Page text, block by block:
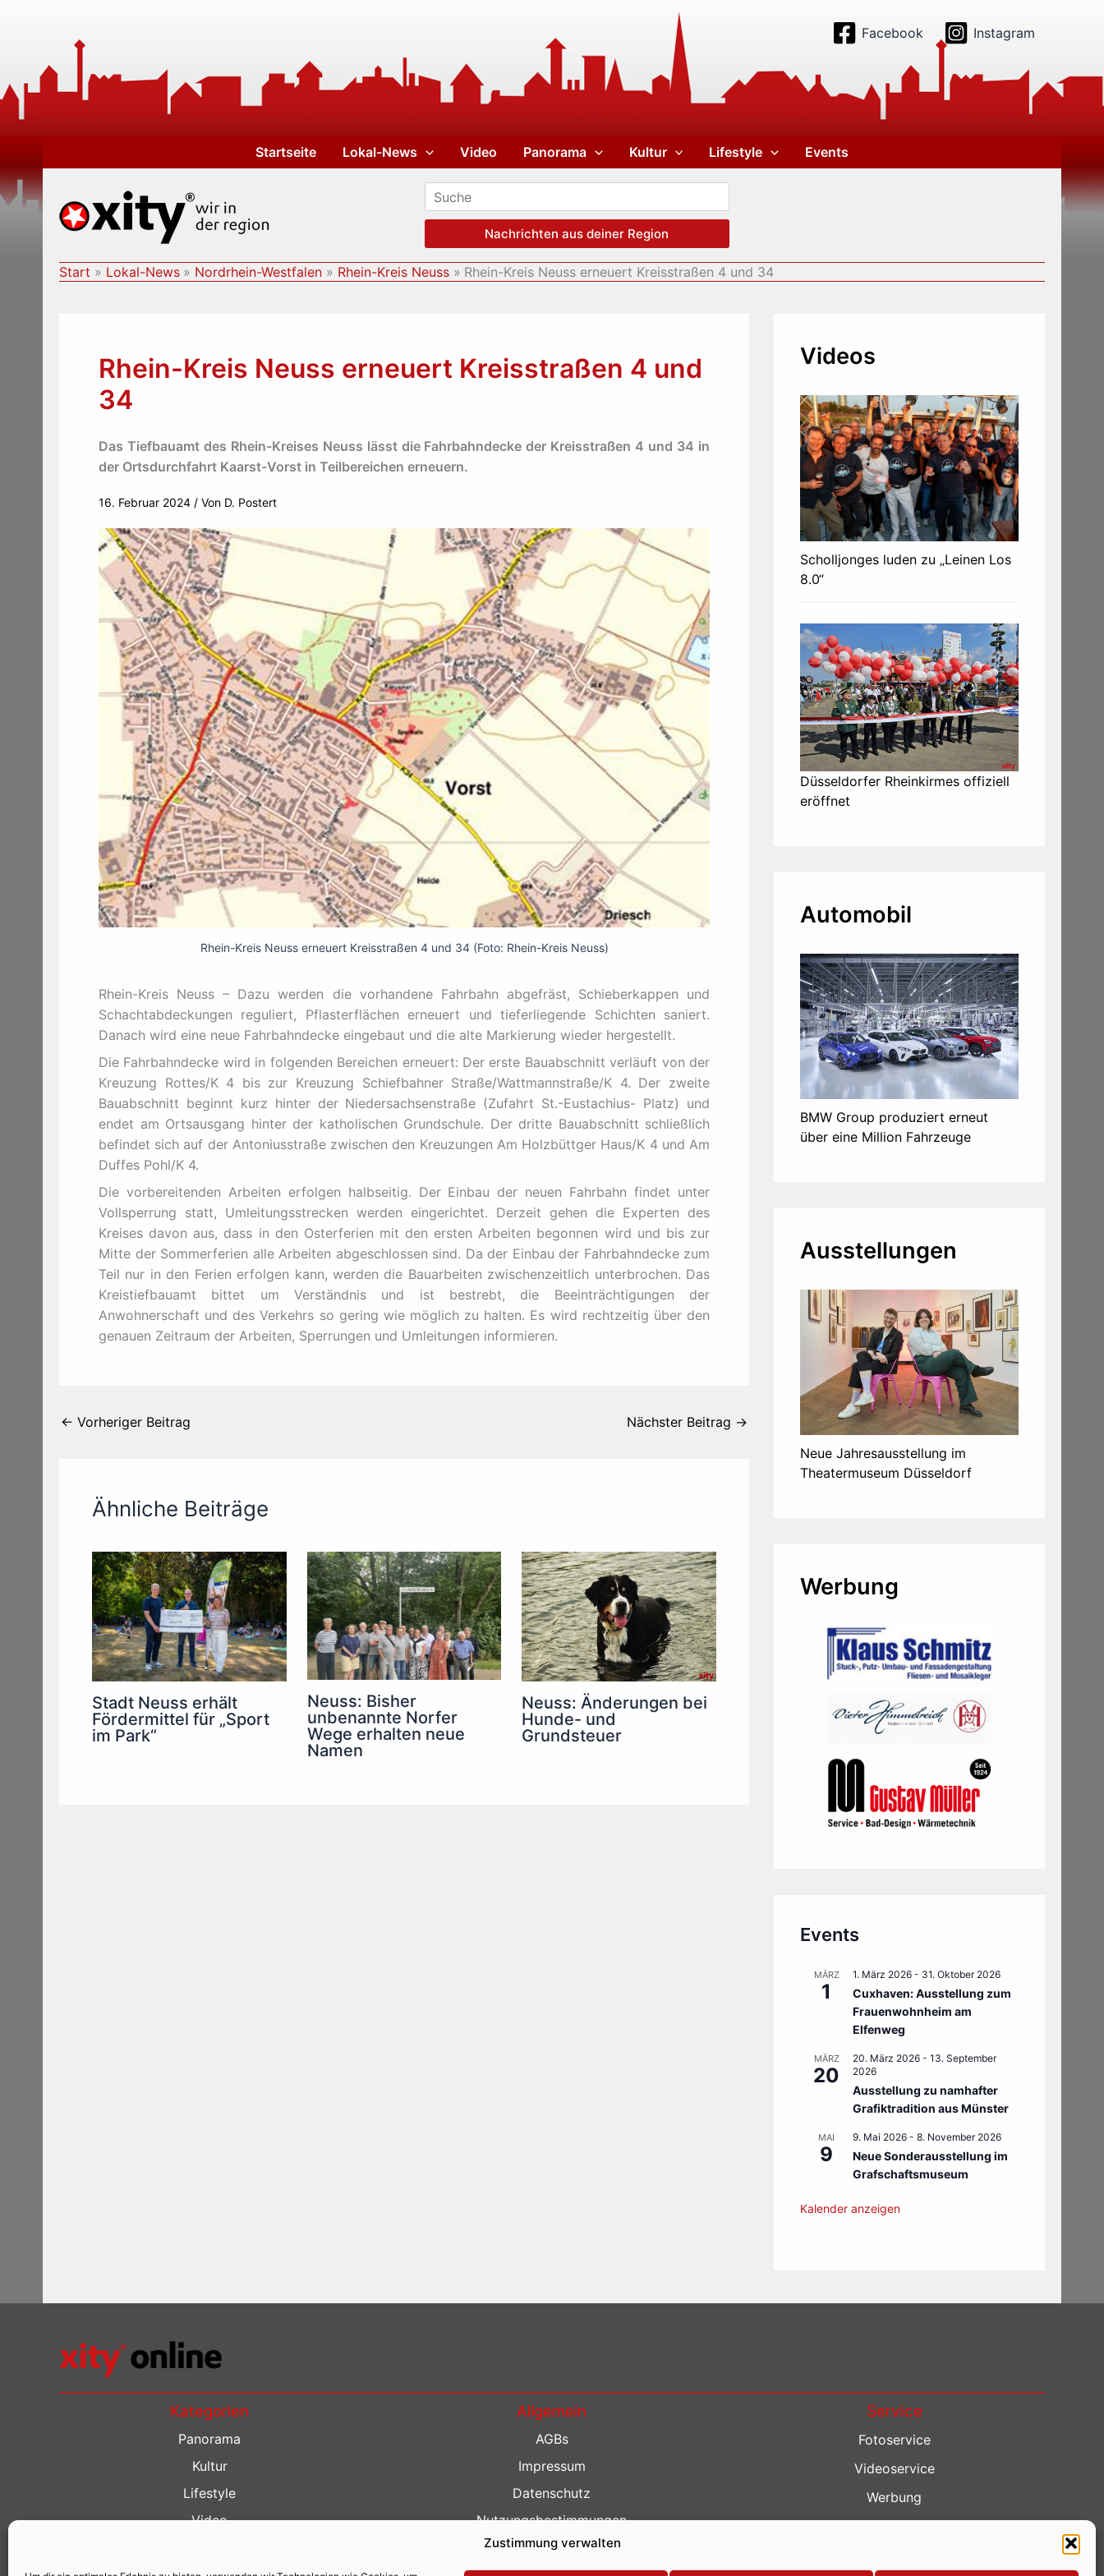
Zustimmung verwalten
Facebook Instagram
Startseite Lokal-News Video Panorama Kultur Lifestyle Events
Nachrichten aus deiner Region
Start Lokal-News Nordrhein-Westfalen Rhein-Kreis Neuss Rhein-Kreis Neuss erneuert Kreisstraßen 4 und 34
Rhein-Kreis Neuss erneuert Kreisstraßen 4 und
34
Das Tiefbauamt des Rhein-Kreises Neuss lässt die Fahrbahndecke der Kreisstraßen 4 und 34 in
der Ortsdurchfahrt Kaarst-Vorst in Teilbereichen erneuern.
16. Februar 2024 / Von D. Postert
Rhein-Kreis Neuss erneuert Kreisstraßen 4 und 34 (Foto: Rhein-Kreis Neuss)
Rhein-Kreis Neuss – Dazu werden die vorhandene Fahrbahn abgefräst, Schieberkappen und
Schachtabdeckungen reguliert, Pflasterflächen erneuert und tieferliegende Schichten saniert.
Danach wird eine neue Fahrbahndecke eingebaut und die alte Markierung wieder hergestellt.
Die Fahrbahndecke wird in folgenden Bereichen erneuert: Der erste Bauabschnitt verläuft von der
Kreuzung Rottes/K 4 bis zur Kreuzung Schiefbahner Straße/Wattmannstraße/K 4. Der zweite
Bauabschnitt beginnt kurz hinter der Niedersachsenstraße (Zufahrt St.-Eustachius- Platz) und
endet am Ortsausgang hinter der katholischen Grundschule. Der dritte Bauabschnitt schließlich
befindet sich auf der Antoniusstraße zwischen den Kreuzungen Am Holzbüttger Haus/K 4 und Am
Duffes Pohl/K 4.
Die vorbereitenden Arbeiten erfolgen halbseitig. Der Einbau der neuen Fahrbahn findet unter
Vollsperrung statt, Umleitungsstrecken werden eingerichtet. Derzeit gehen die Experten des
Kreises davon aus, dass in den Osterferien mit den ersten Arbeiten begonnen wird und bis zur
Mitte der Sommerferien alle Arbeiten abgeschlossen sind. Da der Einbau der Fahrbahndecke zum
Teil nur in den Ferien erfolgen kann, werden die Bauarbeiten zwischenzeitlich unterbrochen. Das
Kreistiefbauamt bittet um Verständnis und ist bestrebt, die Beeinträchtigungen der
Anwohnerschaft und des Verkehrs so gering wie möglich zu halten. Es wird rechtzeitig über den
genauen Zeitraum der Arbeiten, Sperrungen und Umleitungen informieren.
← Vorheriger Beitrag Nächster Beitrag →
Ähnliche Beiträge
Stadt Neuss erhält
Fördermittel für „Sport
im Park“
Neuss: Bisher
unbenannte Norfer
Wege erhalten neue
Namen
Neuss: Änderungen bei
Hunde- und
Grundsteuer
Videos
Scholljonges luden zu „Leinen Los
8.0“
Düsseldorfer Rheinkirmes offiziell
eröffnet
Automobil
BMW Group produziert erneut
über eine Million Fahrzeuge
Ausstellungen
Neue Jahresausstellung im
Theatermuseum Düsseldorf
Werbung
Events
MÄRZ
1
1. März 2026 - 31. Oktober 2026
Cuxhaven: Ausstellung zum
Frauenwohnheim am
Elfenweg
MÄRZ
20
20. März 2026 - 13. September
2026
Ausstellung zu namhafter
Grafiktradition aus Münster
MAI
9
9. Mai 2026 - 8. November 2026
Neue Sonderausstellung im
Grafschaftsmuseum
Kalender anzeigen
Kategorien
Panorama
Kultur
Lifestyle
Video
Allgemein
AGBs
Impressum
Datenschutz
Nutzungsbestimmungen
Kontakt
Service
Fotoservice
Videoservice
Werbung